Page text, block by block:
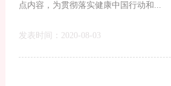
点内容，为贯彻落实健康中国行动和...
发表时间：2020-08-03